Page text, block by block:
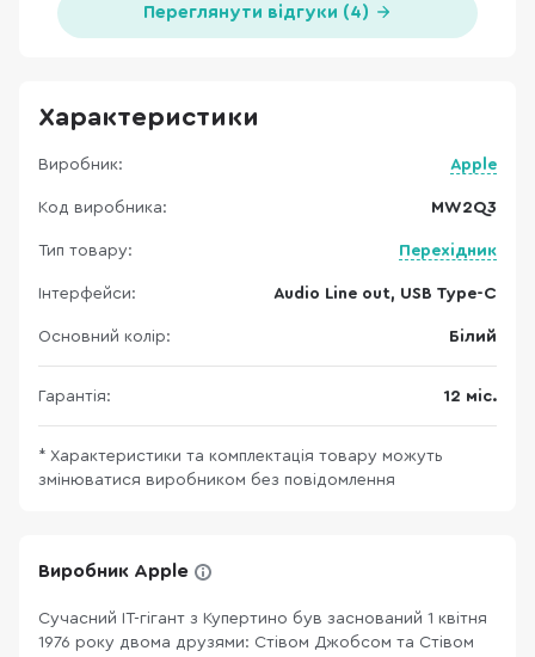
Переглянути відгуки (4)
Характеристики
Виробник: Apple
Код виробника: MW2Q3
Тип товару: Перехідник
Інтерфейси: Audio Line out, USB Type-C
Основний колір: Білий
Гарантія: 12 міс.
* Характеристики та комплектація товару можуть
змінюватися виробником без повідомлення
Виробник Apple
Сучасний ІТ-гігант з Купертино був заснований 1 квітня
1976 року двома друзями: Стівом Джобсом та Стівом